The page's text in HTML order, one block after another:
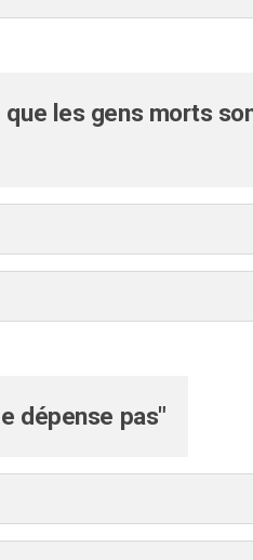
que les gens morts
dépense pas"